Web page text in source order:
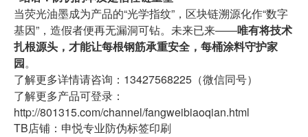
当荧光油墨成为产品的“光学指纹”，区块链溯源化作“数字
基因”，造假者便再无漏洞可钻。未来已来——唯有将技术
扎根源头，才能让每根钢筋承重安全，每桶涂料守护家
园。
了解更多详情请咨询：13427568225（微信同号）
了解更多产品可登录：
http://801315.com/channel/fangweibiaoqian.html
TB店铺：申悦专业防伪标签印刷